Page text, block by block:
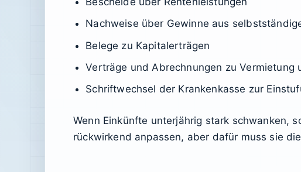
Nachweise über Gewinne aus
Belege zu Kapitalerträgen
Verträge und Abrechnungen zu Vermietung
Schriftwechsel der Krankenkasse zur
Wenn Einkünfte unterjährig stark schwanken,
rückwirkend anpassen, aber dafür muss sie